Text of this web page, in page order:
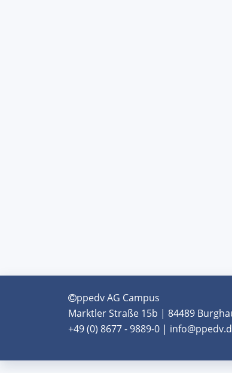
ppedv AG Campus
Marktler Straße 15b | 84489
+49 (0) 8677 - 9889-0 |